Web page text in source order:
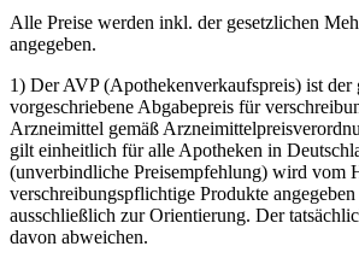
Alle Preise werden inkl. der gesetzlichen
angegeben.
1) Der AVP (Apothekenverkaufspreis) ist der
vorgeschriebene Abgabepreis für
Arzneimittel gemäß
gilt einheitlich für alle Apotheken in
(unverbindliche Preisempfehlung) wird vom
verschreibungspflichtige Produkte
ausschließlich zur Orientierung. Der
davon abweichen.